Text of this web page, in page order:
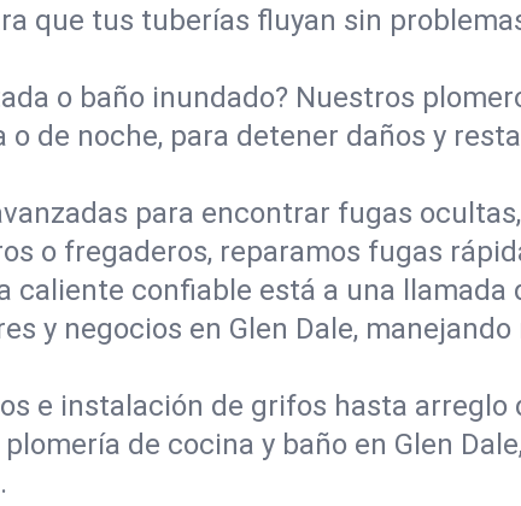
que tus tuberías fluyan sin
o baño inundado? Nuestros
de noche, para detener daños y
para encontrar fugas
o fregaderos, reparamos fugas
caliente confiable está a una llamada
y negocios en Glen Dale,
e instalación de grifos hasta arreglo
de cocina y baño en Glen